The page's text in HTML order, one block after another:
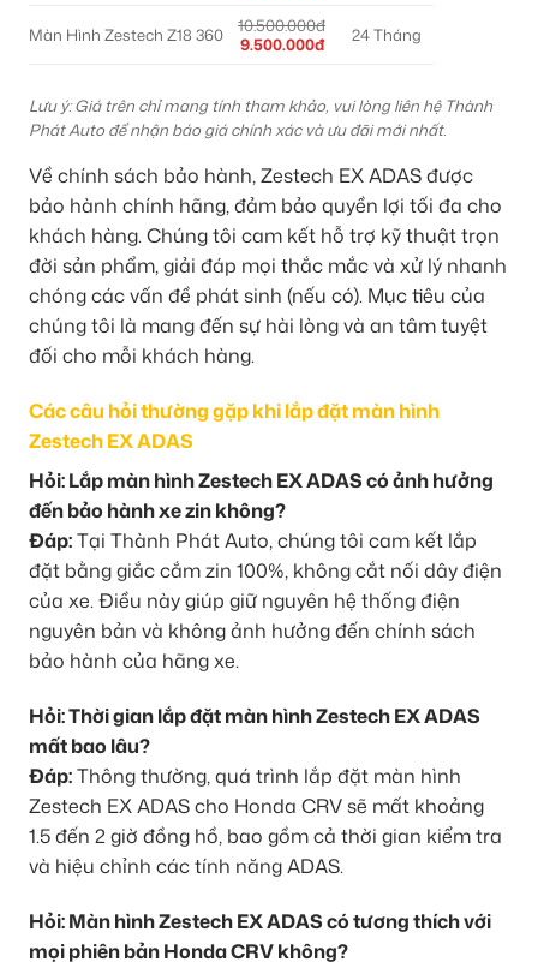
Màn Hình Zestech Z18 360
10.500.000đ
9.500.000đ
24 Tháng
Lưu ý: Giá trên chỉ mang tính tham khảo, vui lòng liên hệ Thành
Phát Auto để nhận báo giá chính xác và ưu đãi mới nhất.
Về chính sách bảo hành, Zestech EX ADAS được
bảo hành chính hãng, đảm bảo quyền lợi tối đa cho
khách hàng. Chúng tôi cam kết hỗ trợ kỹ thuật trọn
đời sản phẩm, giải đáp mọi thắc mắc và xử lý nhanh
chóng các vấn đề phát sinh (nếu có). Mục tiêu của
chúng tôi là mang đến sự hài lòng và an tâm tuyệt
đối cho mỗi khách hàng.
Các câu hỏi thường gặp khi lắp đặt màn hình
Zestech EX ADAS
Hỏi: Lắp màn hình Zestech EX ADAS có ảnh hưởng
đến bảo hành xe zin không?
Đáp:Tại Thành Phát Auto, chúng tôi cam kết lắp
đặt bằng giắc cắm zin 100%, không cắt nối dây điện
của xe. Điều này giúp giữ nguyên hệ thống điện
nguyên bản và không ảnh hưởng đến chính sách
bảo hành của hãng xe.
Hỏi: Thời gian lắp đặt màn hình Zestech EX ADAS
mất bao lâu?
Đáp:Thông thường, quá trình lắp đặt màn hình
Zestech EX ADAS cho Honda CRV sẽ mất khoảng
1.5 đến 2 giờ đồng hồ, bao gồm cả thời gian kiểm tra
và hiệu chỉnh các tính năng ADAS.
Hỏi: Màn hình Zestech EX ADAS có tương thích với
mọi phiên bản Honda CRV không?